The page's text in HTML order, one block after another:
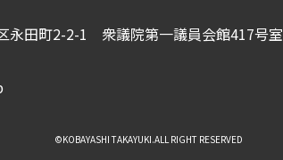
永田町2-2-1 衆議院第一議員会館417号室
©︎KOBAYASHI TAKAYUKI.ALL RIGHT RESERVED